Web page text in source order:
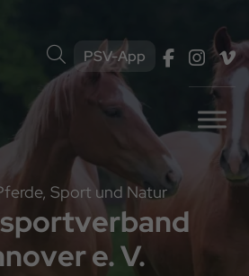
PSV-App
Sport und Natur
e. V.